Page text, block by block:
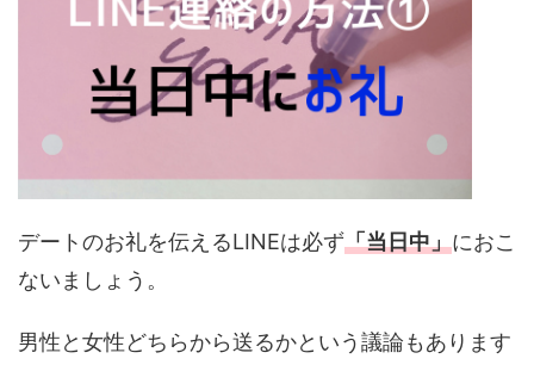
デートのお礼を伝えるLINEは必ず「当日中」におこ
ないましょう。
男性と女性どちらから送るかという議論もあります